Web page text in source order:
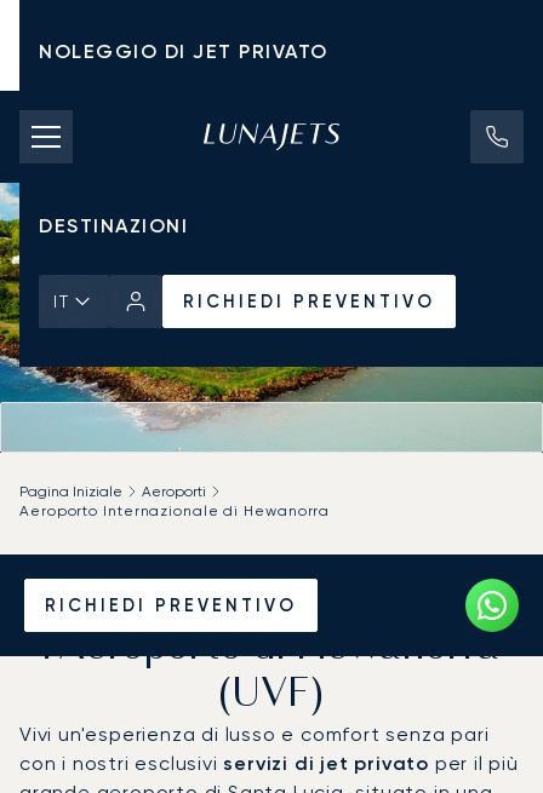
NOLEGGIO DI JET PRIVATO
TARIFFE DI NOLEGGIO
JET PRIVATI
DESTINAZIONI
IT RICHIEDI PREVENTIVO
RICHIEDI PREVENTIVO
Pagina Iniziale
Aeroporti
Aeroporto Internazionale di Hewanorra
Noleggio jet privato per
l'Aeroporto di Hewanorra
(UVF)
Vivi un'esperienza di lusso e comfort senza pari
con i nostri esclusiviservizi di jet privato per il più